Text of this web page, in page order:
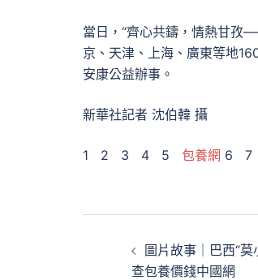
當日，“齊心共鑄，情熱甘孜
京、天津、上海、廣東等地
安康公益辦事。
新華社記者 沈伯韓 攝
1 2 3 4 5 包養網 6 7
圖片故事｜巴西“莫
查包養價錢中國網